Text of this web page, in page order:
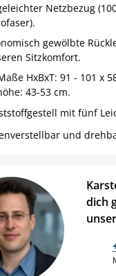
Netzbezug
gewölbte
Sitzkomfort.
HxBxT: 91 - 101 x
43-53 cm.
mit fünf
und
dich